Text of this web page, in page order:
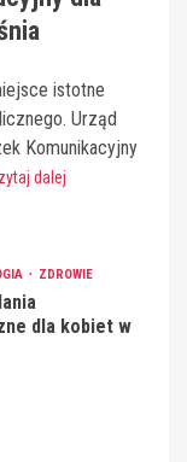
istotne
Urząd
Komunikacyjny
dalej
ZDROWIE
dla kobiet w